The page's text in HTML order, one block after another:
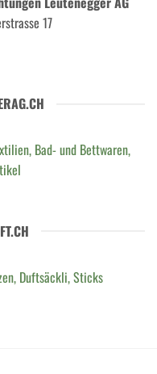
17
Bad- und Bettwaren,
Duftsäckli, Sticks